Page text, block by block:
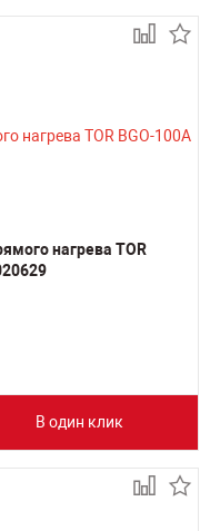
нагрева TOR
В один клик